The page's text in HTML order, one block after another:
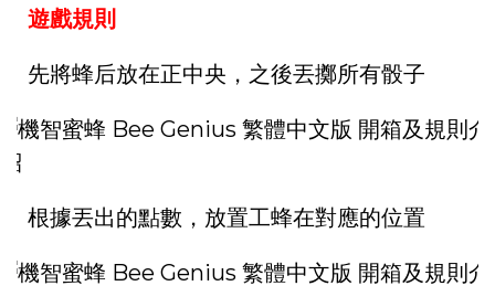
遊戲規則
先將蜂后放在正中央，之後丟擲所有骰子
根據丟出的點數，放置工蜂在對應的位置